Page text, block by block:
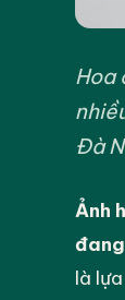
Hoa
Đà
Ảnh
là